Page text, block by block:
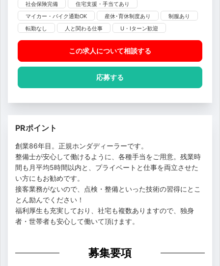
社会保険完備
住宅支援・手当てあり
マイカー・バイク通勤OK
産休･育休制度あり
制服あり
転勤なし
人と関わる仕事 U・Iターン歓迎
この求人について相談する
応募する
PRポイント
創業86年目。正規ホンダディーラーです。
整備士が安心して働けるように、各種手当をご用意。残業時
間も月平均5時間以内と、プライベートと仕事を両立させた
い方にもお勧めです。
接客業務がないので、点検・整備といった技術の習得にとこ
とん励んでください！
福利厚生も充実しており、社宅も複数ありますので、独身
者・世帯者も安心して働いて頂けます。
募集要項